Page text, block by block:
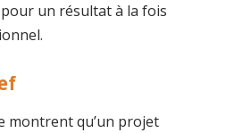
un résultat à la fois
montrent qu’un projet